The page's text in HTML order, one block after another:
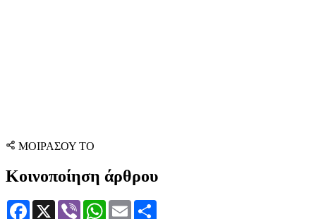
ΜΟΙΡΑΣΟΥ ΤΟ
Κοινοποίηση άρθρου
Facebook
X Viber WhatsApp
Email